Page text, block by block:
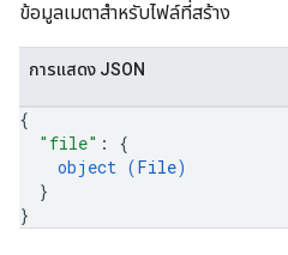
ข้อมูลเมตาสำหรับไฟล์ที่สร้าง
การแสดง JSON
{
"file" : {
object (File)
}
}